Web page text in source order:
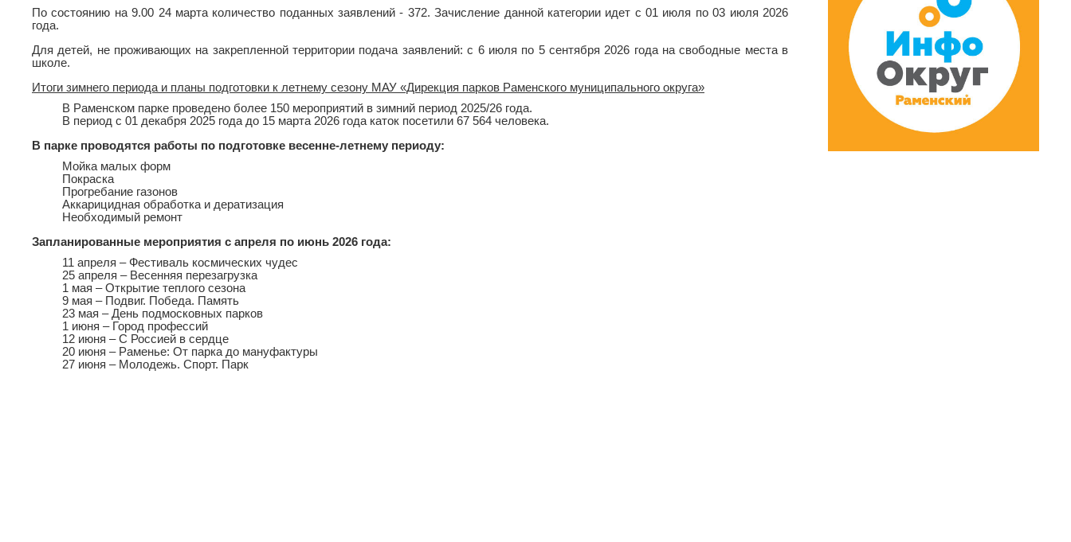
По состоянию на 9.00 24 марта количество поданных заявлений - 372. Зачисление данной категории идет с 01 июля по 03 июля 2026
года.
Для детей, не проживающих на закрепленной территории подача заявлений: с 6 июля по 5 сентября 2026 года на свободные места в
школе.
Итоги зимнего периода и планы подготовки к летнему сезону МАУ «Дирекция парков Раменского муниципального округа»
В Раменском парке проведено более 150 мероприятий в зимний период 2025/26 года.
В период с 01 декабря 2025 года до 15 марта 2026 года каток посетили 67 564 человека.
В парке проводятся работы по подготовке весенне-летнему периоду:
Мойка малых форм
Покраска
Прогребание газонов
Аккарицидная обработка и дератизация
Необходимый ремонт
Запланированные мероприятия с апреля по июнь 2026 года:
11 апреля – Фестиваль космических чудес
25 апреля – Весенняя перезагрузка
1 мая – Открытие теплого сезона
9 мая – Подвиг. Победа. Память
23 мая – День подмосковных парков
1 июня – Город профессий
12 июня – С Россией в сердце
20 июня – Раменье: От парка до мануфактуры
27 июня – Молодежь. Спорт. Парк